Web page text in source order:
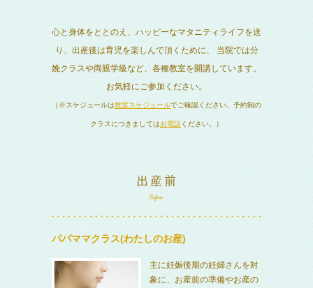
心と身体をととのえ、ハッピーなマタニティライフを送
り、出産後は育児を楽しんで頂くために、
当院では分
娩クラスや両親学級など、各種教室を開講しています。
お気軽にご参加ください。
（※スケジュールは教室スケジュールでご確認ください。予約制の
クラスにつきましてはお電話ください。）
パパママクラス(わたしのお産)
主に妊娠後期の妊婦さんを対
象に、お産前の準備やお産の